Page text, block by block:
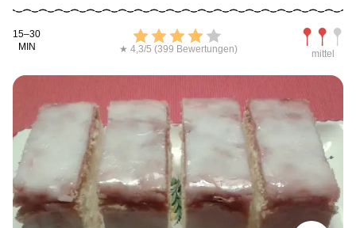
Kochdauer
15–30
MIN
Bewerten
★ 4,3/5 (399 Bewertungen) mittel